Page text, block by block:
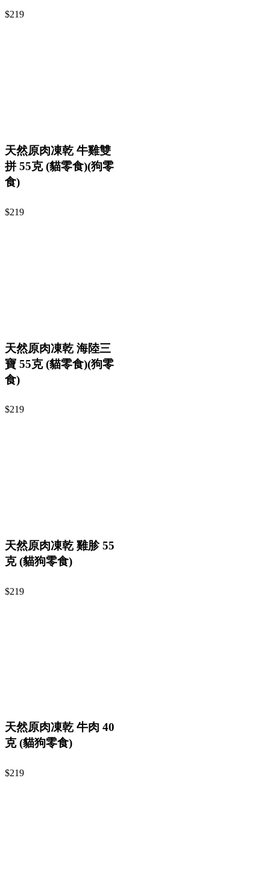
$219
天然原肉凍乾 牛雞雙
拼 55克 (貓零食)(狗零
食)
$219
天然原肉凍乾 海陸三
寶 55克 (貓零食)(狗零
食)
$219
天然原肉凍乾 雞胗 55
克 (貓狗零食)
$219
天然原肉凍乾 牛肉 40
克 (貓狗零食)
$219